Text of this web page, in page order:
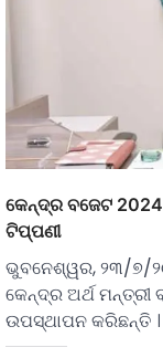
କେନ୍ଦ୍ର ବଜେଟ
ଟିପ୍ପଣୀ
ଭୁବନେଶ୍ୱର, ୨୩/୭/
କେନ୍ଦ୍ର ଅର୍ଥ ମନ୍ତ୍ରୀ
ଉପସ୍ଥାପନ କରିଛନ୍ତି